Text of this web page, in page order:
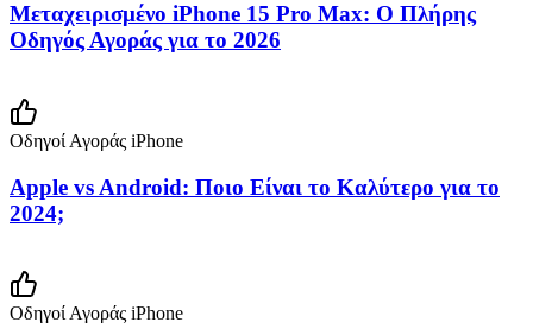
Μεταχειρισμένο iPhone 15 Pro Max: Ο Πλήρης
Οδηγός Αγοράς για το 2026
Οδηγοί Αγοράς iPhone
Apple vs Android: Ποιο Είναι το Καλύτερο για το
2024;
Οδηγοί Αγοράς iPhone